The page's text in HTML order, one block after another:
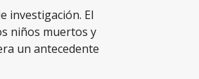
investigación. El
niños muertos y
un antecedente